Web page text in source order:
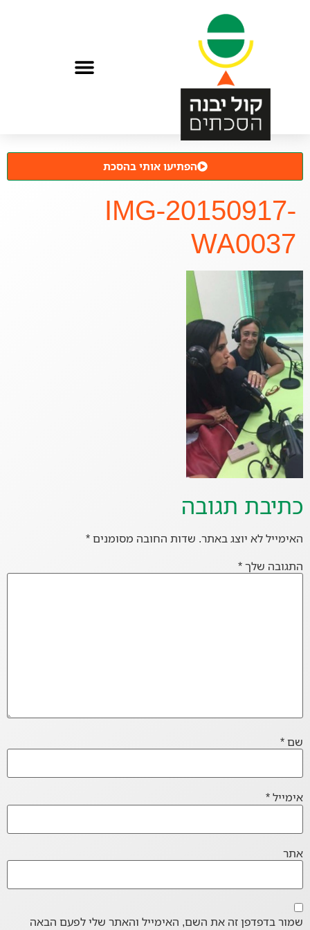
הפתיעו אותי בהסכת
IMG-20150917-
WA0037
כתיבת תגובה
האימייל לא יוצג באתר. שדות החובה מסומנים*
התגובה שלך*
שם*
אימייל*
אתר
שמור בדפדפן זה את השם, האימייל והאתר שלי לפעם הבאה